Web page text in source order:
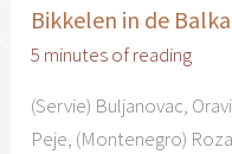
Bikkelen in de
5 minutes of reading
(Servie) Buljanovac,
Peje, (Montenegro)